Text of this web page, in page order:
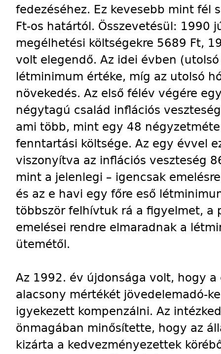
fedezéséhez. Ez kevesebb mint fél
Ft-os határtól. Összevetésül: 1990
megélhetési költségekre 5689 Ft,
volt elegendő. Az idei évben
létminimum értéke, míg az utolsó
növekedés. Az első félév végére
négytagú család inflációs
ami több, mint egy 48
fenntartási költsége. Az egy évvel
viszonyítva az inflációs veszteség
mint a jelenlegi – igencsak
és az e havi egy főre eső
többször felhívtuk rá a figyelmet, a
emelései rendre elmaradnak a
ütemétől.
Az 1992. év újdonsága volt, hogy
alacsony mértékét jövedelemadó-
igyekezett kompenzálni. Az
önmagában minősítette, hogy az
kizárta a kedvezményezettek